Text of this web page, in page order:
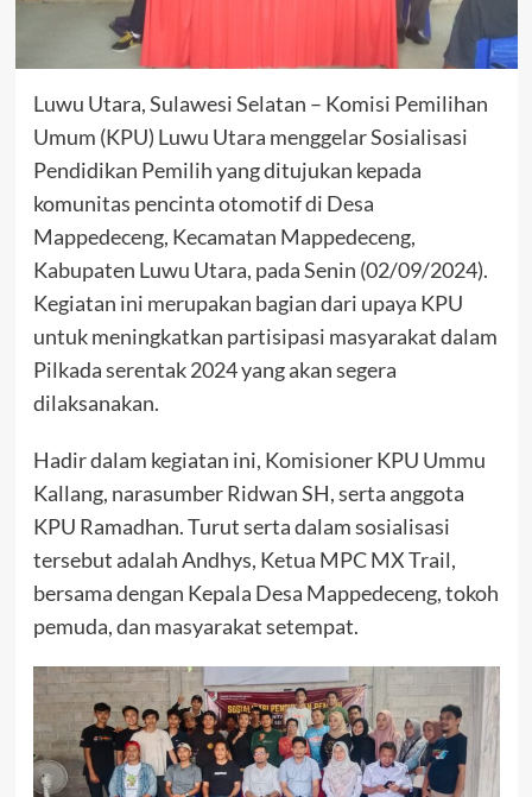
Luwu Utara, Sulawesi Selatan – Komisi Pemilihan
Umum (KPU) Luwu Utara menggelar Sosialisasi
Pendidikan Pemilih yang ditujukan kepada
komunitas pencinta otomotif di Desa
Mappedeceng, Kecamatan Mappedeceng,
Kabupaten Luwu Utara, pada Senin (02/09/2024).
Kegiatan ini merupakan bagian dari upaya KPU
untuk meningkatkan partisipasi masyarakat dalam
Pilkada serentak 2024 yang akan segera
dilaksanakan.
Hadir dalam kegiatan ini, Komisioner KPU Ummu
Kallang, narasumber Ridwan SH, serta anggota
KPU Ramadhan. Turut serta dalam sosialisasi
tersebut adalah Andhys, Ketua MPC MX Trail,
bersama dengan Kepala Desa Mappedeceng, tokoh
pemuda, dan masyarakat setempat.